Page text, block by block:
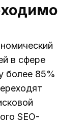
в сфере
более 85%
SEO-